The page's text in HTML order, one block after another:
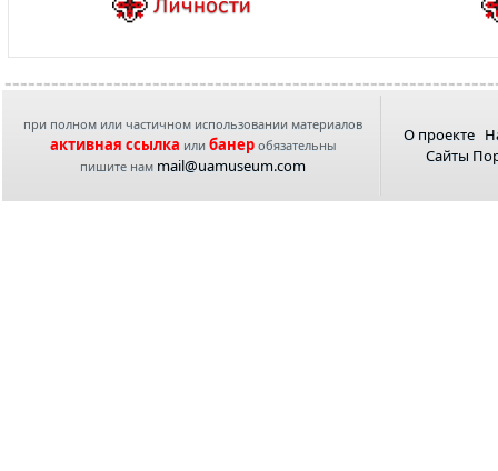
при полном или частичном использовании материалов
активная ссылка или банеробязательны
пишите нам mail@uamuseum.com
О проекте
Сайты